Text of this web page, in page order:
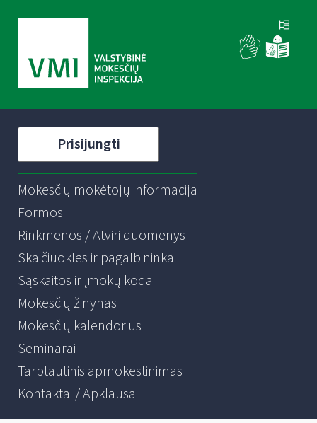
Prisijungti
Mokesčių mokėtojų informacija
Formos
Rinkmenos / Atviri duomenys
Skaičiuoklės ir pagalbininkai
Sąskaitos ir įmokų kodai
Mokesčių žinynas
Mokesčių kalendorius
Seminarai
Tarptautinis apmokestinimas
Kontaktai / Apklausa